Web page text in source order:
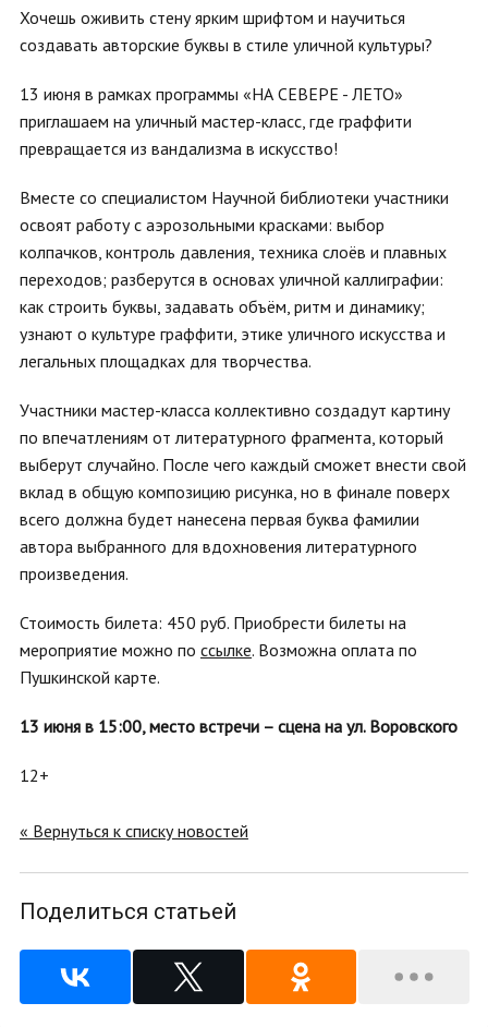
Хочешь оживить стену ярким шрифтом и научиться
создавать авторские буквы в стиле уличной культуры?
13 июня в рамках программы «НА СЕВЕРЕ - ЛЕТО»
приглашаем на уличный мастер-класс, где граффити
превращается из вандализма в искусство!
Вместе со специалистом Научной библиотеки участники
освоят работу с аэрозольными красками: выбор
колпачков, контроль давления, техника слоёв и плавных
переходов; разберутся в основах уличной каллиграфии:
как строить буквы, задавать объём, ритм и динамику;
узнают о культуре граффити, этике уличного искусства и
легальных площадках для творчества.
Участники мастер-класса коллективно создадут картину
по впечатлениям от литературного фрагмента, который
выберут случайно. После чего каждый сможет внести свой
вклад в общую композицию рисунка, но в финале поверх
всего должна будет нанесена первая буква фамилии
автора выбранного для вдохновения литературного
произведения.
Стоимость билета: 450 руб. Приобрести билеты на
мероприятие можно по ссылке. Возможна оплата по
Пушкинской карте.
13 июня в 15:00,место встречи – сцена на ул. Воровского
12+
« Вернуться к списку новостей
Поделиться статьей